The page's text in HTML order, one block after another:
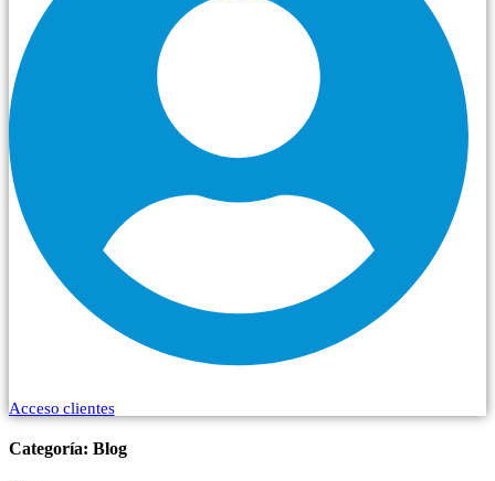
Acceso clientes
Categoría: Blog